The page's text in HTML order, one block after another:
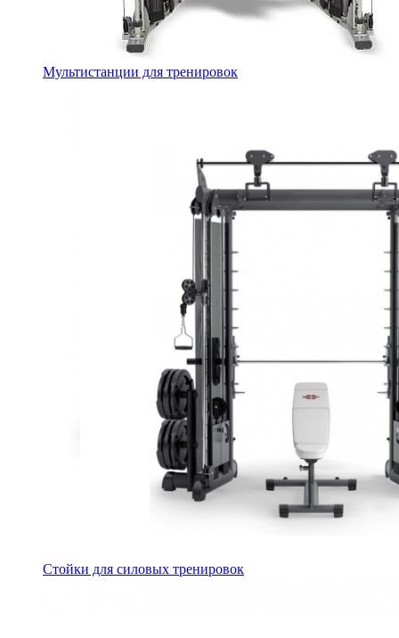
Мультистанции для тренировок
Стойки для силовых тренировок